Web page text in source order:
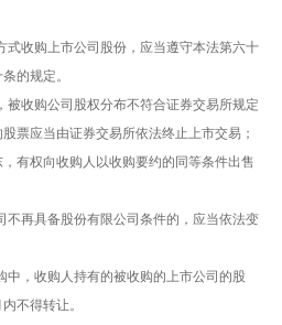
式收购上市公司股份，应当遵守本法第六十
的规定。
收购公司股权分布不符合证券交易所规定
票应当由证券交易所依法终止上市交易；
有权向收购人以收购要约的同等条件出售
不再具备股份有限公司条件的，应当依法变
，收购人持有的被收购的上市公司的股
不得转让。